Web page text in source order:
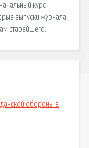
курс
выпуски журнала
старейшего.
обороны в